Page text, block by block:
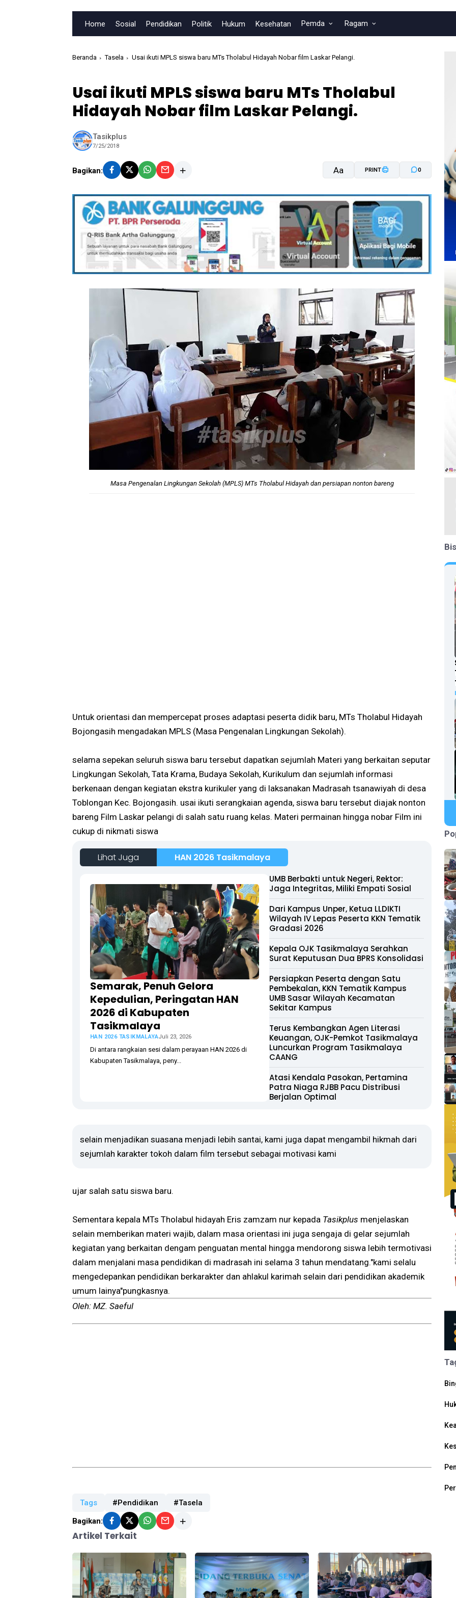
Home Sosial Pendidikan Politik Hukum Kesehatan Pemda Ragam
Beranda Tasela Usai ikuti MPLS siswa baru MTs Tholabul Hidayah Nobar film Laskar Pelangi.
Usai ikuti MPLS siswa baru MTs Tholabul
Hidayah Nobar film Laskar Pelangi.
Tasikplus
7/25/2018
Bagikan: Aa
A-
PRINT 0
Masa Pengenalan Lingkungan Sekolah (MPLS) MTs Tholabul Hidayah dan persiapan nonton bareng
Untuk orientasi dan mempercepat proses adaptasi peserta didik baru, MTs Tholabul Hidayah
Bojongasih mengadakan MPLS (Masa Pengenalan Lingkungan Sekolah).
selama sepekan seluruh siswa baru tersebut dapatkan sejumlah Materi yang berkaitan seputar
Lingkungan Sekolah, Tata Krama, Budaya Sekolah, Kurikulum dan sejumlah informasi
berkenaan dengan kegiatan ekstra kurikuler yang di laksanakan Madrasah tsanawiyah di desa
Toblongan Kec. Bojongasih. usai ikuti serangkaian agenda, siswa baru tersebut diajak nonton
bareng Film Laskar pelangi di salah satu ruang kelas. Materi permainan hingga nobar Film ini
cukup di nikmati siswa
Lihat Juga HAN 2026 Tasikmalaya
Semarak, Penuh Gelora
Kepedulian, Peringatan HAN
2026 di Kabupaten
Tasikmalaya
HAN 2026 TASIKMALAYAJuli 23, 2026
Di antara rangkaian sesi dalam ​perayaan HAN 2026 di
Kabupaten Tasikmalaya, peny...
UMB Berbakti untuk Negeri, Rektor:
Jaga Integritas, Miliki Empati Sosial
Dari Kampus Unper, Ketua LLDIKTI
Wilayah IV Lepas Peserta KKN Tematik
Gradasi 2026
Kepala OJK Tasikmalaya Serahkan
Surat Keputusan Dua BPRS Konsolidasi
Persiapkan Peserta dengan Satu
Pembekalan, KKN Tematik Kampus
UMB Sasar Wilayah Kecamatan
Sekitar Kampus
Terus Kembangkan Agen Literasi
Keuangan, OJK-Pemkot Tasikmalaya
Luncurkan Program Tasikmalaya
CAANG
Atasi Kendala Pasokan, Pertamina
Patra Niaga RJBB Pacu Distribusi
Berjalan Optimal
selain menjadikan suasana menjadi lebih santai, kami juga dapat mengambil hikmah dari
sejumlah karakter tokoh dalam film tersebut sebagai motivasi kami
ujar salah satu siswa baru.
Sementara kepala MTs Tholabul hidayah Eris zamzam nur kepada Tasikplus menjelaskan
selain memberikan materi wajib, dalam masa orientasi ini juga sengaja di gelar sejumlah
kegiatan yang berkaitan dengam penguatan mental hingga mendorong siswa lebih termotivasi
dalam menjalani masa pendidikan di madrasah ini selama 3 tahun mendatang."kami selalu
mengedepankan pendidikan berkarakter dan ahlakul karimah selain dari pendidikan akademik
umum lainya"pungkasnya.
Oleh: MZ. Saeful
Tags #Pendidikan #Tasela
Bagikan:
Artikel Terkait